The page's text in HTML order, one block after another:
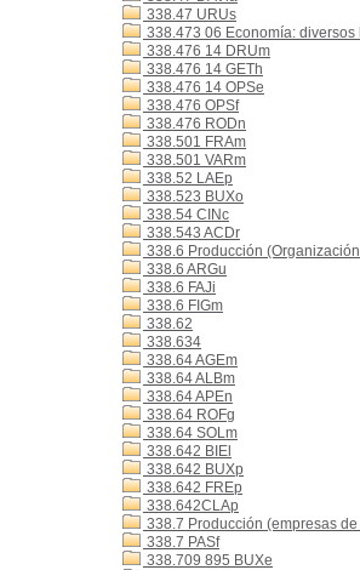
338.47 URUs
338.473 06 Economía:
338.476 14 DRUm
338.476 14 GETh
338.476 14 OPSe
338.476 OPSf
338.476 RODn
338.501 FRAm
338.501 VARm
338.52 LAEp
338.523 BUXo
338.54 CINc
338.543 ACDr
338.6 Producción
338.6 ARGu
338.6 FAJi
338.6 FIGm
338.62
338.634
338.64 AGEm
338.64 ALBm
338.64 APEn
338.64 ROFg
338.64 SOLm
338.642 BIEl
338.642 BUXp
338.642 FREp
338.642CLAp
338.7 Producción (empresas
338.7 PASf
338.709 895 BUXe